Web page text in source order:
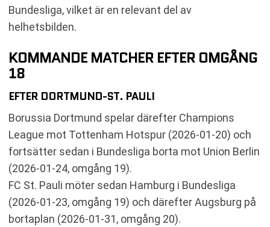
Bundesliga, vilket är en relevant del av
helhetsbilden.
KOMMANDE MATCHER EFTER OMGÅNG
18
EFTER DORTMUND-ST. PAULI
Borussia Dortmund spelar därefter Champions
League mot Tottenham Hotspur (2026-01-20) och
fortsätter sedan i Bundesliga borta mot Union Berlin
(2026-01-24, omgång 19).
FC St. Pauli möter sedan Hamburg i Bundesliga
(2026-01-23, omgång 19) och därefter Augsburg på
bortaplan (2026-01-31, omgång 20).